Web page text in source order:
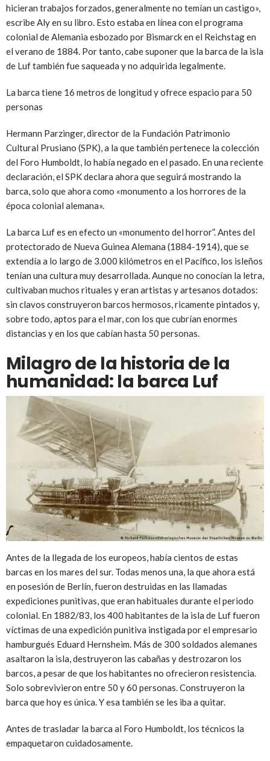
hicieran trabajos forzados, generalmente no temían un castigo»,
escribe Aly en su libro. Esto estaba en línea con el programa
colonial de Alemania esbozado por Bismarck en el Reichstag en
el verano de 1884. Por tanto, cabe suponer que la barca de la isla
de Luf también fue saqueada y no adquirida legalmente.
La barca tiene 16 metros de longitud y ofrece espacio para 50
personas
Hermann Parzinger, director de la Fundación Patrimonio
Cultural Prusiano (SPK), a la que también pertenece la colección
del Foro Humboldt, lo había negado en el pasado. En una reciente
declaración, el SPK declara ahora que seguirá mostrando la
barca, solo que ahora como «monumento a los horrores de la
época colonial alemana».
La barca Luf es en efecto un «monumento del horror”. Antes del
protectorado de Nueva Guinea Alemana (1884-1914), que se
extendía a lo largo de 3.000 kilómetros en el Pacífico, los isleños
tenían una cultura muy desarrollada. Aunque no conocían la letra,
cultivaban muchos rituales y eran artistas y artesanos dotados:
sin clavos construyeron barcos hermosos, ricamente pintados y,
sobre todo, aptos para el mar, con los que cubrían enormes
distancias y en los que cabían hasta 50 personas.
Milagro de la historia de la
humanidad: la barca Luf
Antes de la llegada de los europeos, había cientos de estas
barcas en los mares del sur. Todas menos una, la que ahora está
en posesión de Berlín, fueron destruidas en las llamadas
expediciones punitivas, que eran habituales durante el periodo
colonial. En 1882/83, los 400 habitantes de la isla de Luf fueron
víctimas de una expedición punitiva instigada por el empresario
hamburgués Eduard Hernsheim. Más de 300 soldados alemanes
asaltaron la isla, destruyeron las cabañas y destrozaron los
barcos, a pesar de que los habitantes no ofrecieron resistencia.
Solo sobrevivieron entre 50 y 60 personas. Construyeron la
barca que hoy es única. Y esa también se les iba a quitar.
Antes de trasladar la barca al Foro Humboldt, los técnicos la
empaquetaron cuidadosamente.